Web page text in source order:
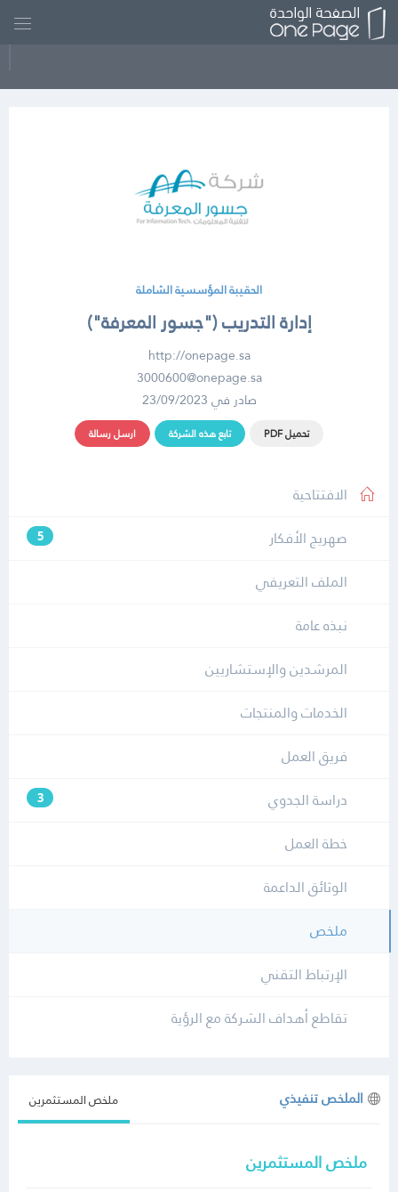
الحقيبة المؤسسية الشاملة
إدارة التدريب ("جسور المعرفة")
http://onepage.sa
3000600@onepage.sa
صادر في 23/09/2023
تحميل PDF تابع هذه الشركة ارسل رسالة
الافتتاحية
صهريج الأفكار
5
الملف التعريفي
نبذه عامة
المرشدين والإستشاريين
الخدمات والمنتجات
فريق العمل
دراسة الجدوي
3
خطة العمل
الوثائق الداعمة
ملخص
الإرتباط التقني
تقاطع أهداف الشركة مع الرؤية
الملخص تنفيذي ملخص المستثمرين
ملخص المستثمرين